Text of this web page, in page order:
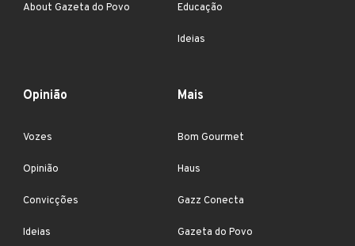
About Gazeta do Povo Educação
Ideias
Opinião
Vozes
Opinião
Convicções
Ideias
Mais
Bom Gourmet
Haus
Gazz Conecta
Gazeta do Povo